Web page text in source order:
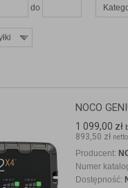
do
NOCO
1 099,00 zł
893,50 zł netto
Producent:
Numer
Dostępność: